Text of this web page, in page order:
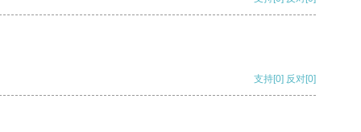
支持[0] 反对[0]